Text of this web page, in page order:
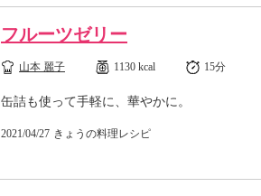
フルーツゼリー
山本 麗子 1130 kcal 15分
缶詰も使って手軽に、華やかに。
2021/04/27 きょうの料理レシピ